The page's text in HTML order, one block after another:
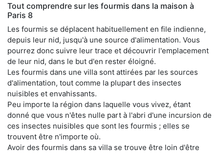
Tout comprendre sur les fourmis dans la maison à
Paris 8
Les fourmis se déplacent habituellement en file indienne,
depuis leur nid, jusqu'à une source d'alimentation. Vous
pourrez donc suivre leur trace et découvrir l'emplacement
de leur nid, dans le but d'en rester éloigné.
Les fourmis dans une villa sont attirées par les sources
d'alimentation, tout comme la plupart des insectes
nuisibles et envahissants.
Peu importe la région dans laquelle vous vivez, étant
donné que vous n'êtes nulle part à l'abri d'une incursion de
ces insectes nuisibles que sont les fourmis ; elles se
trouvent être n'importe où.
Avoir des fourmis dans sa villa se trouve être loin d'être